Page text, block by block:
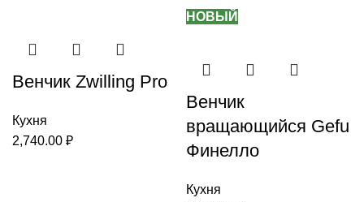
Венчик Zwilling Pro
Кухня
2,740.00 ₽
НОВЫЙ
Венчик
вращающийся Gefu
Финелло
Кухня